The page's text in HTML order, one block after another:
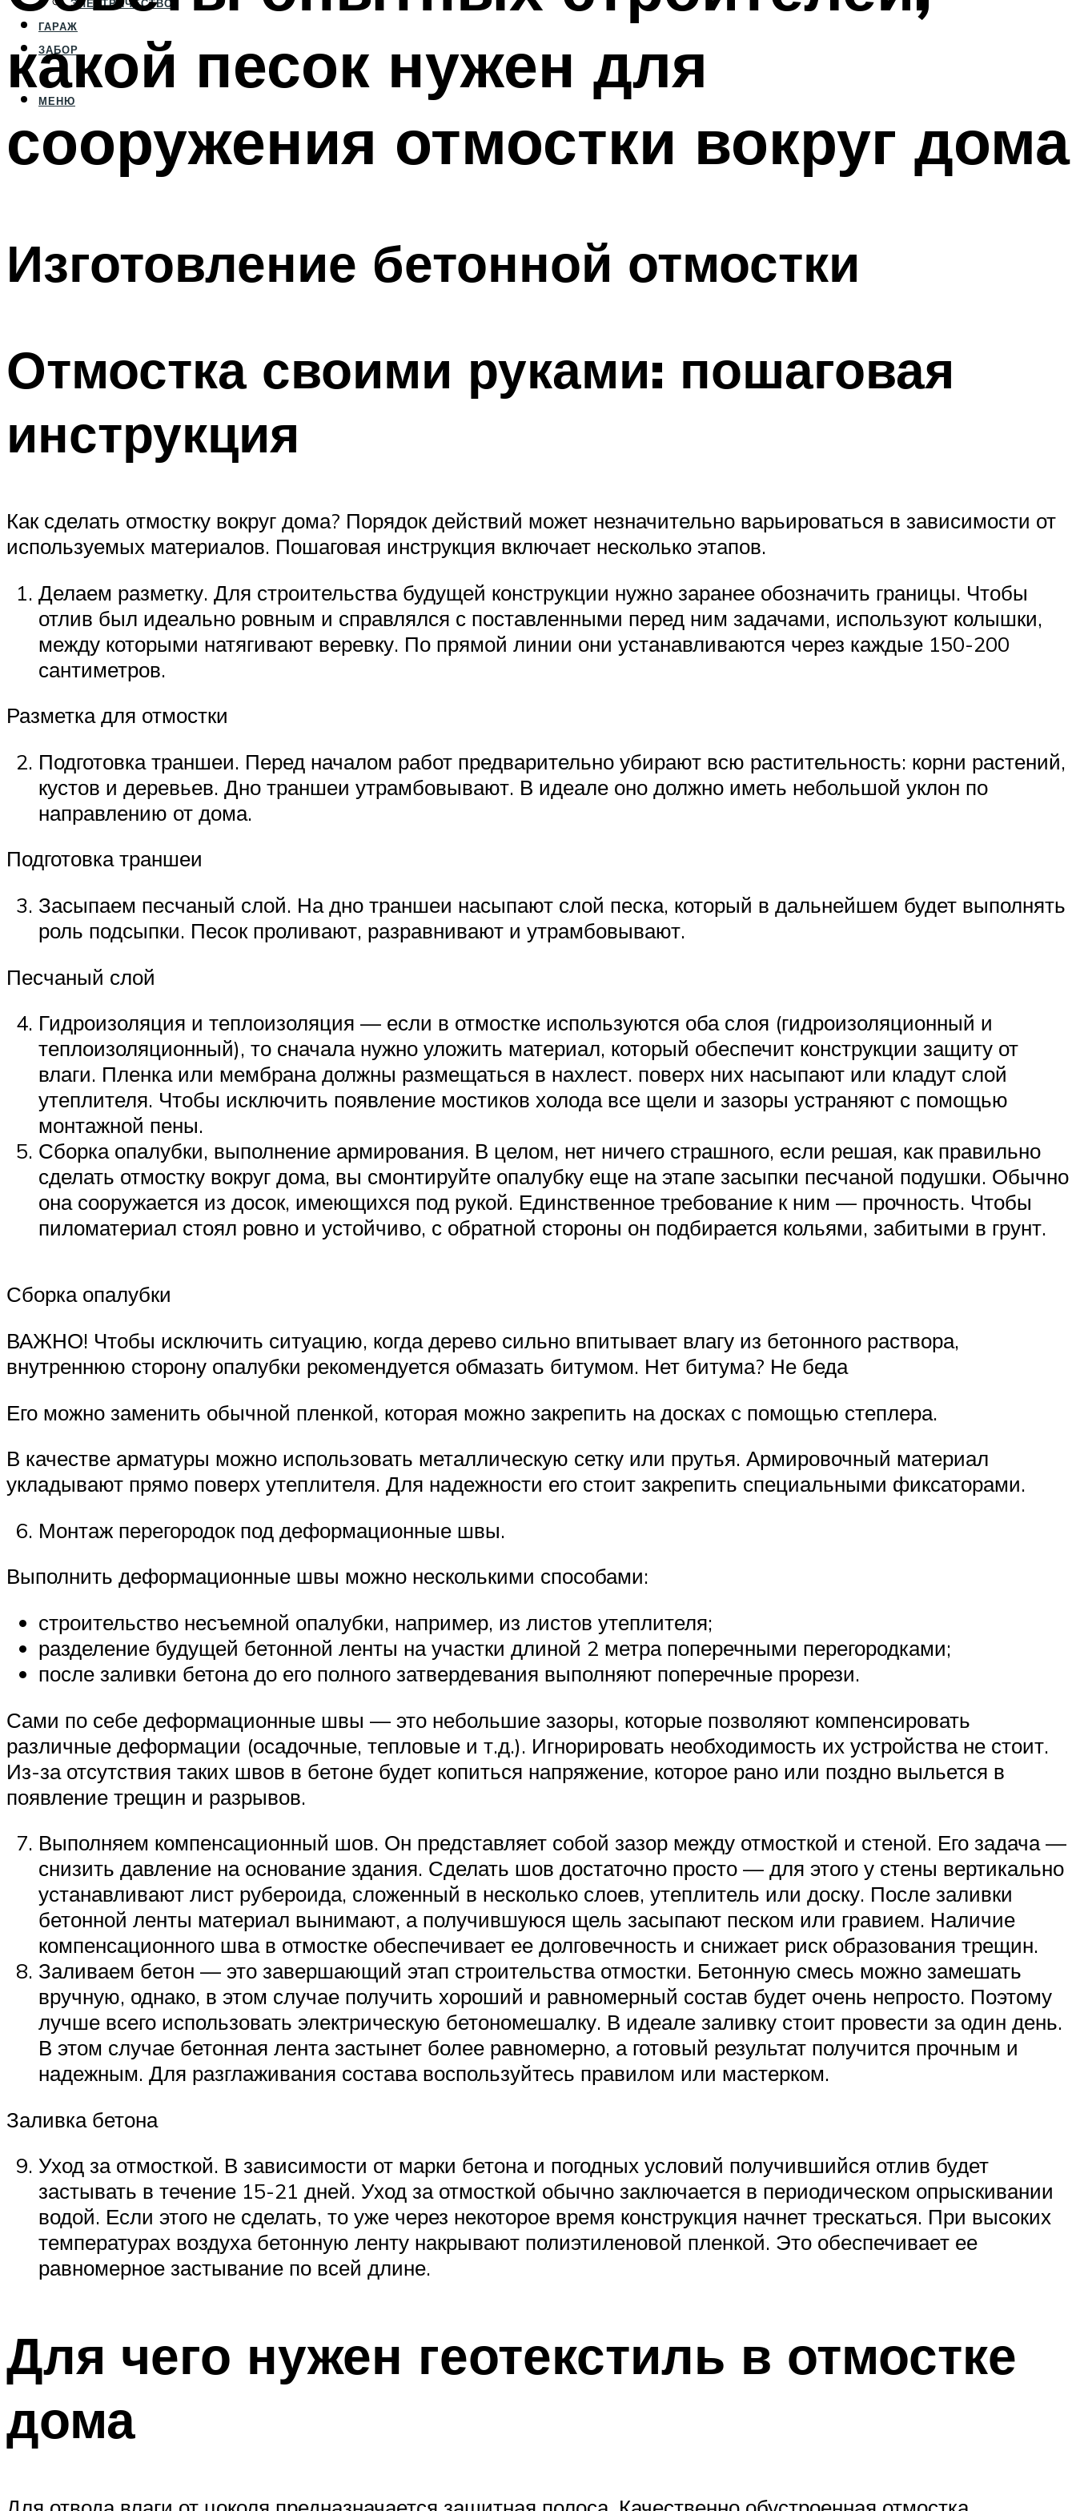
ЭЛЕКТРИЧЕСТВО
ГАРАЖ
ЗАБОР
МЕНЮ
какой песок нужен для
сооружения отмостки вокруг дома
Изготовление бетонной отмостки
Отмостка своими руками: пошаговая
инструкция
Как сделать отмостку вокруг дома? Порядок действий может незначительно варьироваться в зависимости от
используемых материалов. Пошаговая инструкция включает несколько этапов.
Делаем разметку. Для строительства будущей конструкции нужно заранее обозначить границы. Чтобы
отлив был идеально ровным и справлялся с поставленными перед ним задачами, используют колышки,
между которыми натягивают веревку. По прямой линии они устанавливаются через каждые 150-200
сантиметров.
Разметка для отмостки
Подготовка траншеи. Перед началом работ предварительно убирают всю растительность: корни растений,
кустов и деревьев. Дно траншеи утрамбовывают. В идеале оно должно иметь небольшой уклон по
направлению от дома.
Подготовка траншеи
Засыпаем песчаный слой. На дно траншеи насыпают слой песка, который в дальнейшем будет выполнять
роль подсыпки. Песок проливают, разравнивают и утрамбовывают.
Песчаный слой
Гидроизоляция и теплоизоляция — если в отмостке используются оба слоя (гидроизоляционный и
теплоизоляционный), то сначала нужно уложить материал, который обеспечит конструкции защиту от
влаги. Пленка или мембрана должны размещаться в нахлест. поверх них насыпают или кладут слой
утеплителя. Чтобы исключить появление мостиков холода все щели и зазоры устраняют с помощью
монтажной пены.
Сборка опалубки, выполнение армирования. В целом, нет ничего страшного, если решая, как правильно
сделать отмостку вокруг дома, вы смонтируйте опалубку еще на этапе засыпки песчаной подушки. Обычно
она сооружается из досок, имеющихся под рукой. Единственное требование к ним — прочность. Чтобы
пиломатериал стоял ровно и устойчиво, с обратной стороны он подбирается кольями, забитыми в грунт.
Сборка опалубки
ВАЖНО! Чтобы исключить ситуацию, когда дерево сильно впитывает влагу из бетонного раствора,
внутреннюю сторону опалубки рекомендуется обмазать битумом. Нет битума? Не беда
Его можно заменить обычной пленкой, которая можно закрепить на досках с помощью степлера.
В качестве арматуры можно использовать металлическую сетку или прутья. Армировочный материал
укладывают прямо поверх утеплителя. Для надежности его стоит закрепить специальными фиксаторами.
Монтаж перегородок под деформационные швы.
Выполнить деформационные швы можно несколькими способами:
строительство несъемной опалубки, например, из листов утеплителя;
разделение будущей бетонной ленты на участки длиной 2 метра поперечными перегородками;
после заливки бетона до его полного затвердевания выполняют поперечные прорези.
Сами по себе деформационные швы — это небольшие зазоры, которые позволяют компенсировать
различные деформации (осадочные, тепловые и т.д.). Игнорировать необходимость их устройства не стоит.
Из-за отсутствия таких швов в бетоне будет копиться напряжение, которое рано или поздно выльется в
появление трещин и разрывов.
Выполняем компенсационный шов. Он представляет собой зазор между отмосткой и стеной. Его задача —
снизить давление на основание здания. Сделать шов достаточно просто — для этого у стены вертикально
устанавливают лист рубероида, сложенный в несколько слоев, утеплитель или доску. После заливки
бетонной ленты материал вынимают, а получившуюся щель засыпают песком или гравием. Наличие
компенсационного шва в отмостке обеспечивает ее долговечность и снижает риск образования трещин.
Заливаем бетон — это завершающий этап строительства отмостки. Бетонную смесь можно замешать
вручную, однако, в этом случае получить хороший и равномерный состав будет очень непросто. Поэтому
лучше всего использовать электрическую бетономешалку. В идеале заливку стоит провести за один день.
В этом случае бетонная лента застынет более равномерно, а готовый результат получится прочным и
надежным. Для разглаживания состава воспользуйтесь правилом или мастерком.
Заливка бетона
Уход за отмосткой. В зависимости от марки бетона и погодных условий получившийся отлив будет
застывать в течение 15-21 дней. Уход за отмосткой обычно заключается в периодическом опрыскивании
водой. Если этого не сделать, то уже через некоторое время конструкция начнет трескаться. При высоких
температурах воздуха бетонную ленту накрывают полиэтиленовой пленкой. Это обеспечивает ее
равномерное застывание по всей длине.
Для чего нужен геотекстиль в отмостке
дома